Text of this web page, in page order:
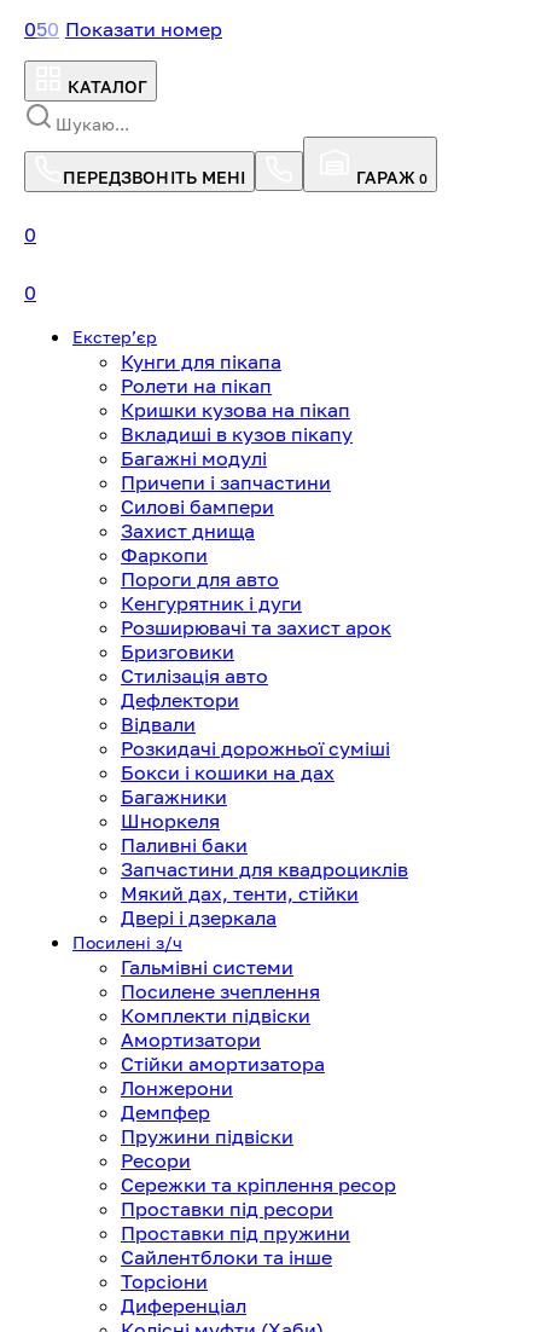
050 Показати номер
КАТАЛОГ
ПЕРЕДЗВОНІТЬ МЕНІ ГАРАЖ 0
0
0
Екстерʼєр
Кунги для пікапа
Ролети на пікап
Кришки кузова на пікап
Вкладиші в кузов пікапу
Багажні модулі
Причепи і запчастини
Силові бампери
Захист днища
Фаркопи
Пороги для авто
Кенгурятник і дуги
Розширювачі та захист арок
Бризговики
Стилізація авто
Дефлектори
Відвали
Розкидачі дорожньої суміші
Бокси і кошики на дах
Багажники
Шноркеля
Паливні баки
Запчастини для квадроциклів
Мякий дах, тенти, стійки
Двері і дзеркала
Посилені з/ч
Гальмівні системи
Посилене зчеплення
Комплекти підвіски
Амортизатори
Стійки амортизатора
Лонжерони
Демпфер
Пружини підвіски
Ресори
Сережки та кріплення ресор
Проставки під ресори
Проставки під пружини
Сайлентблоки та інше
Торсіони
Диференціал